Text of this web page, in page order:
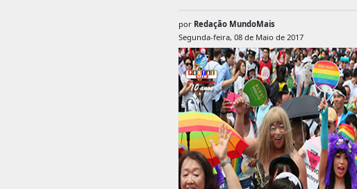
por Redação MundoMais
Segunda-feira, 08 de Maio de 2017